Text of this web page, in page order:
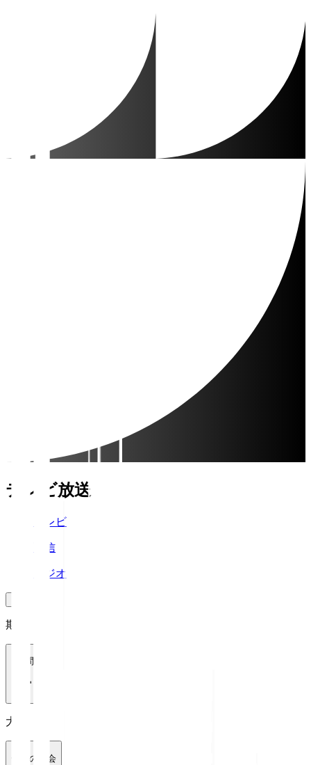
テレビ放送
テレビ
配信
ラジオ
期間
1週間
大会
全ての大会